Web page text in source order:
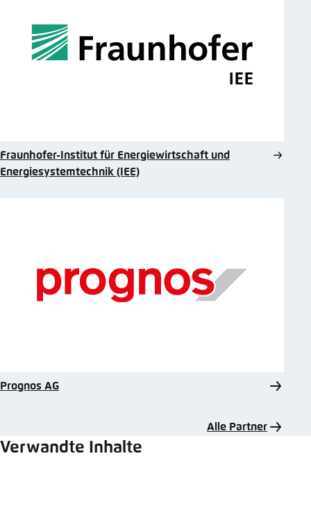
Fraunhofer-Institut für Energiewirtschaft und
Energiesystemtechnik (IEE)
Prognos AG
Alle Partner
Verwandte Inhalte